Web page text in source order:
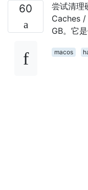
60
尝试清理
Caches /
GB。它
macos